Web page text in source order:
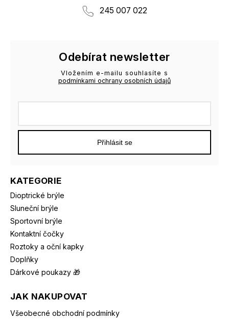
245 007 022
KATEGORIE
Dioptrické brýle
Sluneční brýle
Sportovní brýle
Kontaktní čočky
Roztoky a oční kapky
Doplňky
Dárkové poukazy 🎁
JAK NAKUPOVAT
Všeobecné obchodní podmínky
Odebírat newsletter
Vložením e-mailu souhlasíte s
podmínkami ochrany osobních údajů
Přihlásit se